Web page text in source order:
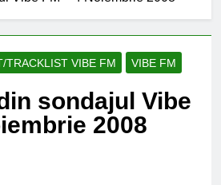
an școlar: fără fondul clasei,
fără fondul școlii
și organizațiile din Bacău
2 Ani Ago
Harta și programul
terenurilor de sport publice
din municipiul Bacău
2 Ani Ago
TRACKLIST VIBE FM VIBE FM
sondajul Vibe
2008